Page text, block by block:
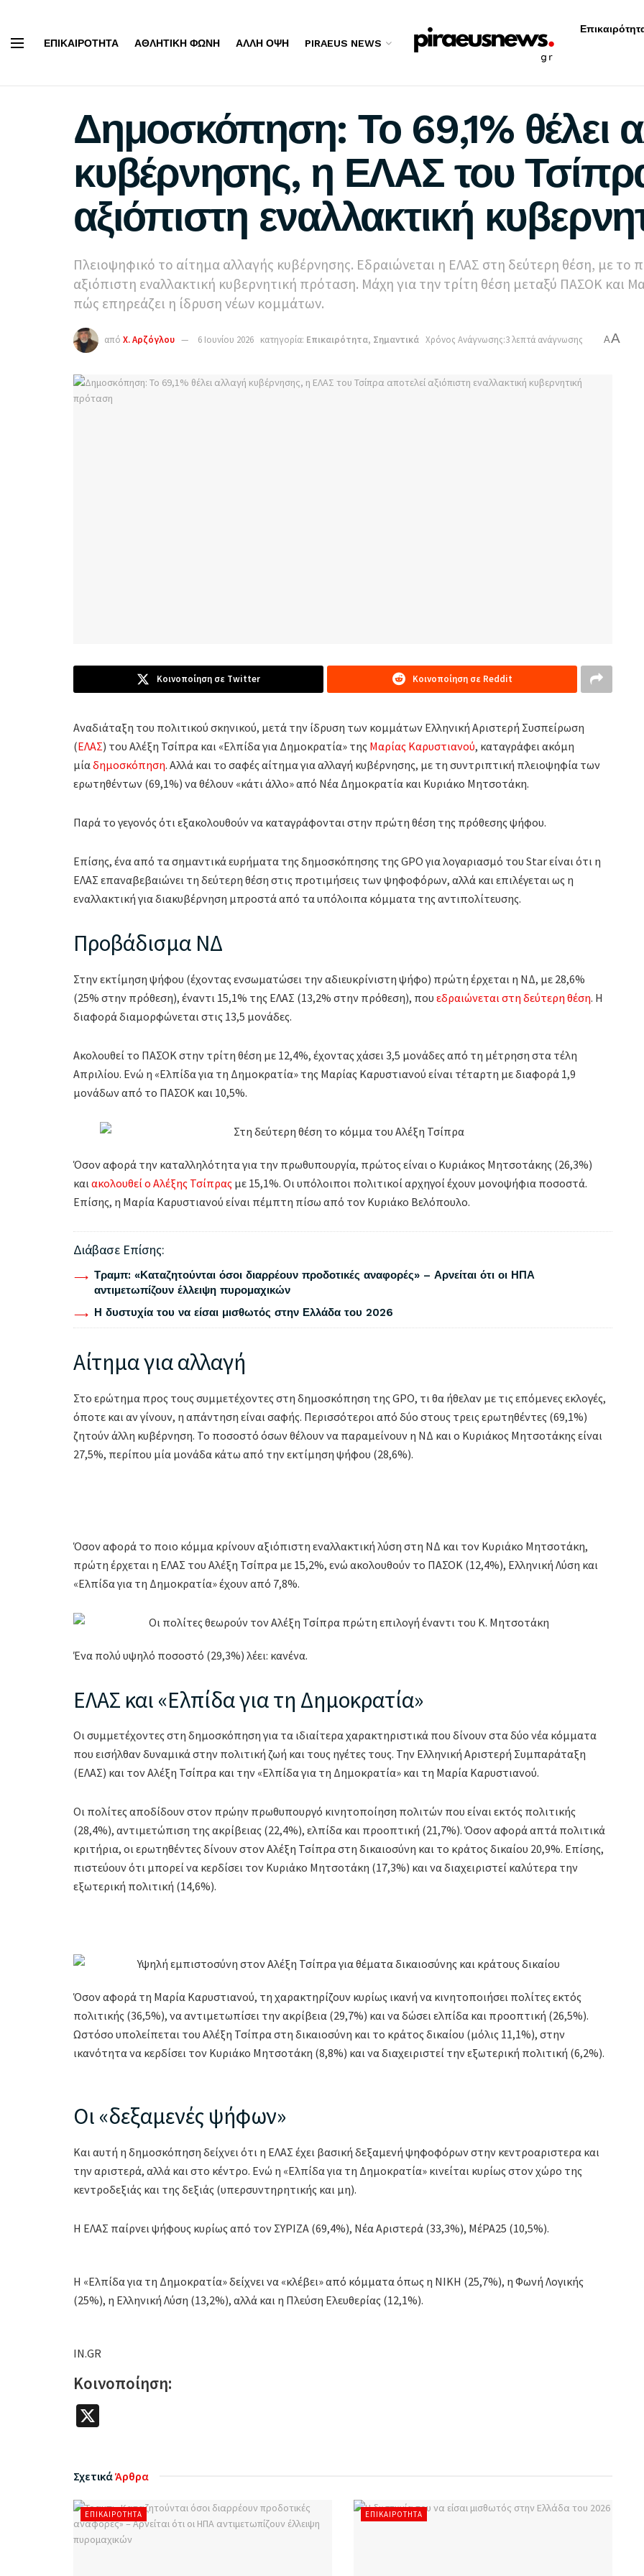
ΕΠΙΚΑΙΡΌΤΗΤΑ ΑΘΛΗΤΙΚΉ ΦΩΝΉ ΆΛΛΗ ΌΨΗ PIRAEUS NEWS
Δημοσκόπηση: Το 69,1% θέλει
κυβέρνησης, η ΕΛΑΣ του
αξιόπιστη εναλλακτική
Πλειοψηφικό το αίτημα αλλαγής κυβέρνησης. Εδραιώνεται η ΕΛΑΣ στη δεύτερη θέση, με το
αξιόπιστη εναλλακτική κυβερνητική πρόταση. Μάχη για την τρίτη θέση μεταξύ ΠΑΣΟΚ και
πώς επηρεάζει η ίδρυση νέων κομμάτων.
από Χ. Αρζόγλου 6 Ιουνίου 2026 κατηγορία: Επικαιρότητα, Σημαντικά Χρόνος Ανάγνωσης:3 λεπτά ανάγνωσης AA
Κοινοποίηση σε Twitter Κοινοποίηση σε Reddit
Αναδιάταξη του πολιτικού σκηνικού, μετά την ίδρυση των κομμάτων Ελληνική Αριστερή Συσπείρωση
(ΕΛΑΣ) του Αλέξη Τσίπρα και «Ελπίδα για Δημοκρατία» της Μαρίας Καρυστιανού, καταγράφει ακόμη
μίαδημοσκόπηση. Αλλά και το σαφές αίτημα για αλλαγή κυβέρνησης, με τη συντριπτική πλειοψηφία των
ερωτηθέντων (69,1%) να θέλουν «κάτι άλλο» από Νέα Δημοκρατία και Κυριάκο Μητσοτάκη.
Παρά το γεγονός ότι εξακολουθούν να καταγράφονται στην πρώτη θέση της πρόθεσης ψήφου.
Επίσης, ένα από τα σημαντικά ευρήματα της δημοσκόπησης της GPO για λογαριασμό του Star είναι ότι η
ΕΛΑΣ επαναβεβαιώνει τη δεύτερη θέση στις προτιμήσεις των ψηφοφόρων, αλλά και επιλέγεται ως η
εναλλακτική για διακυβέρνηση μπροστά από τα υπόλοιπα κόμματα της αντιπολίτευσης.
Προβάδισμα ΝΔ
Στην εκτίμηση ψήφου (έχοντας ενσωματώσει την αδιευκρίνιστη ψήφο) πρώτη έρχεται η ΝΔ, με 28,6%
(25% στην πρόθεση), έναντι 15,1% της ΕΛΑΣ (13,2% στην πρόθεση), που εδραιώνεται στη δεύτερη θέση. Η
διαφορά διαμορφώνεται στις 13,5 μονάδες.
Ακολουθεί το ΠΑΣΟΚ στην τρίτη θέση με 12,4%, έχοντας χάσει 3,5 μονάδες από τη μέτρηση στα τέλη
Απριλίου. Ενώ η «Ελπίδα για τη Δημοκρατία» της Μαρίας Καρυστιανού είναι τέταρτη με διαφορά 1,9
μονάδων από το ΠΑΣΟΚ και 10,5%.
Όσον αφορά την καταλληλότητα για την πρωθυπουργία, πρώτος είναι ο Κυριάκος Μητσοτάκης (26,3%)
καιακολουθεί ο Αλέξης Τσίπρας με 15,1%. Οι υπόλοιποι πολιτικοί αρχηγοί έχουν μονοψήφια ποσοστά.
Επίσης, η Μαρία Καρυστιανού είναι πέμπτη πίσω από τον Κυριάκο Βελόπουλο.
Διάβασε Επίσης:
Τραμπ: «Καταζητούνται όσοι διαρρέουν προδοτικές αναφορές» – Αρνείται ότι οι ΗΠΑ
αντιμετωπίζουν έλλειψη πυρομαχικών
Η δυστυχία του να είσαι μισθωτός στην Ελλάδα του 2026
Αίτημα για αλλαγή
Στο ερώτημα προς τους συμμετέχοντες στη δημοσκόπηση της GPO, τι θα ήθελαν με τις επόμενες εκλογές,
όποτε και αν γίνουν, η απάντηση είναι σαφής. Περισσότεροι από δύο στους τρεις ερωτηθέντες (69,1%)
ζητούν άλλη κυβέρνηση. Το ποσοστό όσων θέλουν να παραμείνουν η ΝΔ και ο Κυριάκος Μητσοτάκης είναι
27,5%, περίπου μία μονάδα κάτω από την εκτίμηση ψήφου (28,6%).
Όσον αφορά το ποιο κόμμα κρίνουν αξιόπιστη εναλλακτική λύση στη ΝΔ και τον Κυριάκο Μητσοτάκη,
πρώτη έρχεται η ΕΛΑΣ του Αλέξη Τσίπρα με 15,2%, ενώ ακολουθούν το ΠΑΣΟΚ (12,4%), Ελληνική Λύση και
«Ελπίδα για τη Δημοκρατία» έχουν από 7,8%.
Ένα πολύ υψηλό ποσοστό (29,3%) λέει: κανένα.
ΕΛΑΣ και «Ελπίδα για τη Δημοκρατία»
Οι συμμετέχοντες στη δημοσκόπηση για τα ιδιαίτερα χαρακτηριστικά που δίνουν στα δύο νέα κόμματα
που εισήλθαν δυναμικά στην πολιτική ζωή και τους ηγέτες τους. Την Ελληνική Αριστερή Συμπαράταξη
(ΕΛΑΣ) και τον Αλέξη Τσίπρα και την «Ελπίδα για τη Δημοκρατία» και τη Μαρία Καρυστιανού.
Οι πολίτες αποδίδουν στον πρώην πρωθυπουργό κινητοποίηση πολιτών που είναι εκτός πολιτικής
(28,4%), αντιμετώπιση της ακρίβειας (22,4%), ελπίδα και προοπτική (21,7%). Όσον αφορά απτά πολιτικά
κριτήρια, οι ερωτηθέντες δίνουν στον Αλέξη Τσίπρα στη δικαιοσύνη και το κράτος δικαίου 20,9%. Επίσης,
πιστεύουν ότι μπορεί να κερδίσει τον Κυριάκο Μητσοτάκη (17,3%) και να διαχειριστεί καλύτερα την
εξωτερική πολιτική (14,6%).
Όσον αφορά τη Μαρία Καρυστιανού, τη χαρακτηρίζουν κυρίως ικανή να κινητοποιήσει πολίτες εκτός
πολιτικής (36,5%), να αντιμετωπίσει την ακρίβεια (29,7%) και να δώσει ελπίδα και προοπτική (26,5%).
Ωστόσο υπολείπεται του Αλέξη Τσίπρα στη δικαιοσύνη και το κράτος δικαίου (μόλις 11,1%), στην
ικανότητα να κερδίσει τον Κυριάκο Μητσοτάκη (8,8%) και να διαχειριστεί την εξωτερική πολιτική (6,2%).
Οι «δεξαμενές ψήφων»
Και αυτή η δημοσκόπηση δείχνει ότι η ΕΛΑΣ έχει βασική δεξαμενή ψηφοφόρων στην κεντροαριστερα και
την αριστερά, αλλά και στο κέντρο. Ενώ η «Ελπίδα για τη Δημοκρατία» κινείται κυρίως στον χώρο της
κεντροδεξιάς και της δεξιάς (υπερσυντηρητικής και μη).
Η ΕΛΑΣ παίρνει ψήφους κυρίως από τον ΣΥΡΙΖΑ (69,4%), Νέα Αριστερά (33,3%), ΜέΡΑ25 (10,5%).
Η «Ελπίδα για τη Δημοκρατία» δείχνει να «κλέβει» από κόμματα όπως η ΝΙΚΗ (25,7%), η Φωνή Λογικής
(25%), η Ελληνική Λύση (13,2%), αλλά και η Πλεύση Ελευθερίας (12,1%).
IN.GR
Κοινοποίηση:
ΣχετικάΆρθρα
ΕΠΙΚΑΙΡΌΤΗΤΑ ΕΠΙΚΑΙΡΌΤΗΤΑ